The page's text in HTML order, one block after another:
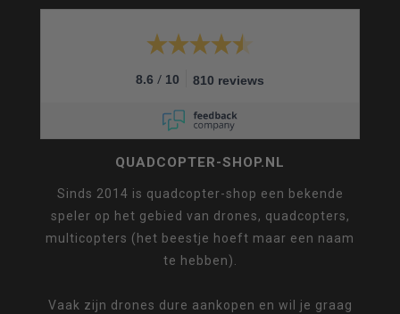
8.6 / 10 810 reviews
QUADCOPTER-SHOP.NL
Sinds 2014 is quadcopter-shop een bekende
speler op het gebied van drones, quadcopters,
multicopters (het beestje hoeft maar een naam
te hebben).
Vaak zijn drones dure aankopen en wil je graag